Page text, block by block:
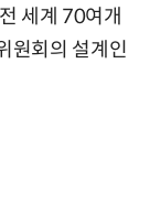
세계 70여개
원회의 설계인